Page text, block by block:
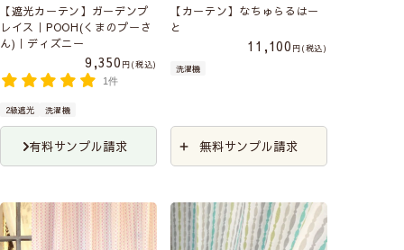
【遮光カーテン】ガーデンプ
レイス｜POOH(くまのプーさ
ん)｜ディズニー
9,350
税込
1件
2級遮光 洗濯機
有料サンプル請求
【カーテン】なちゅらるはー
と
11,100
税込
洗濯機
無料サンプル請求